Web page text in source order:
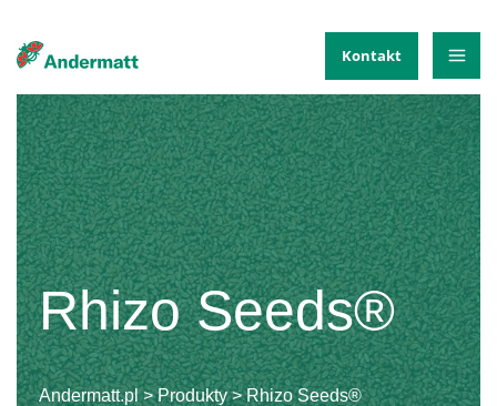
to
Kontakt
Rhizo Seeds®
Andermatt.pl>Produkty>Rhizo Seeds®